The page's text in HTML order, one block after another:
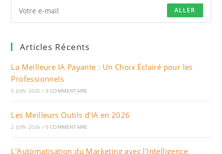
ALLER
Articles Récents
La Meilleure IA Payante : Un Choix Éclairé pour les
Professionnels
5 JUIN 2026 / 0 COMMENTAIRE
Les Meilleurs Outils d’IA en 2026
2 JUIN 2026 / 0 COMMENTAIRE
L’Automatisation du Marketing avec l’Intelligence